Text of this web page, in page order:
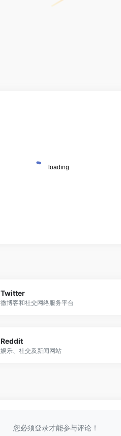
Twitter
微博客和社交网络服务平台
Reddit
娱乐、社交及新闻网站
您必须登录才能参与评论！